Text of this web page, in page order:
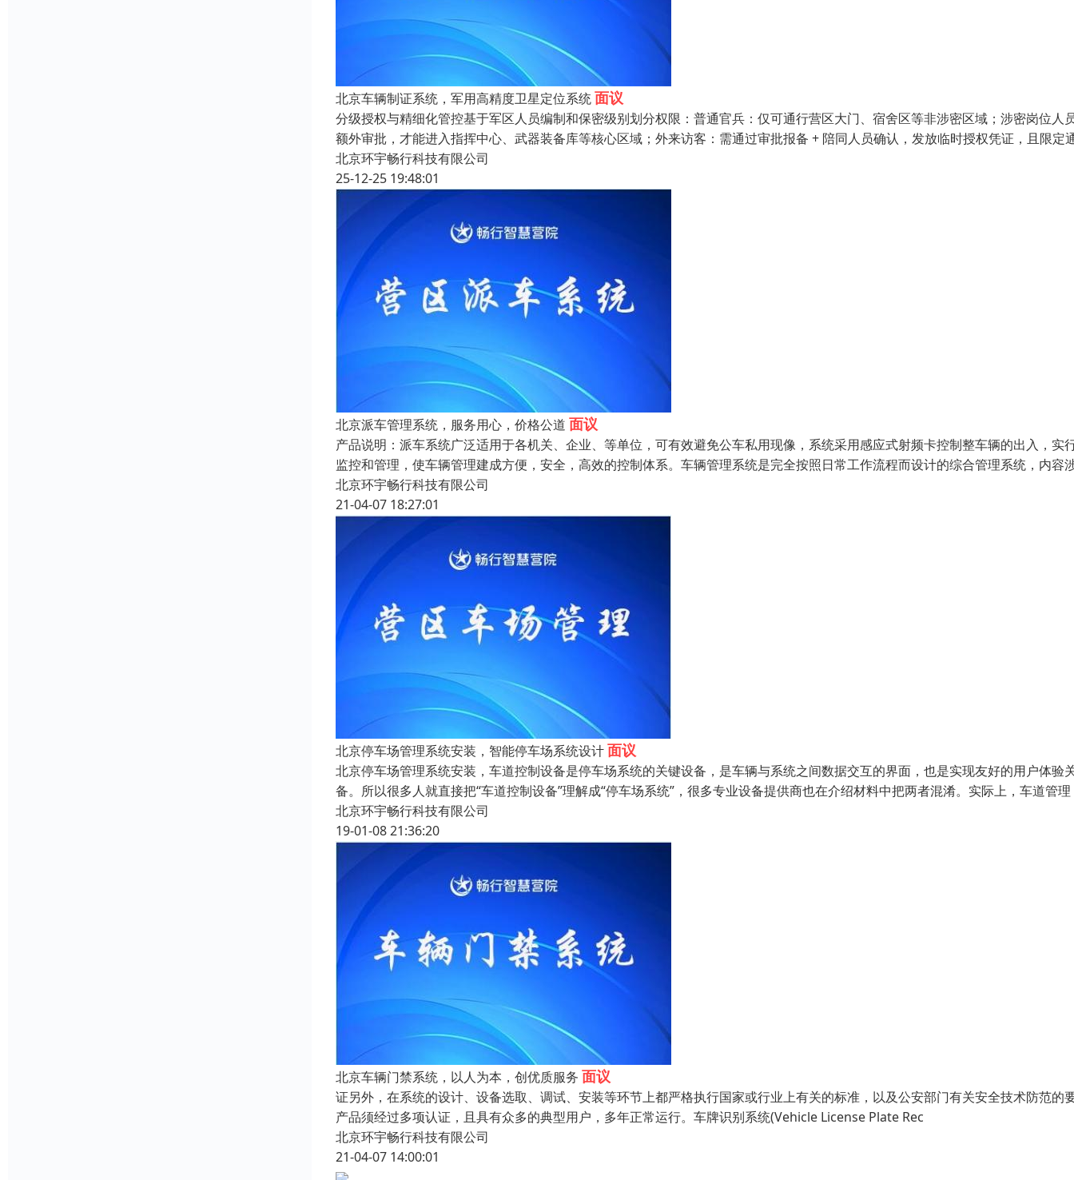
北京车辆制证系统，军用高精度卫星定位系统面议
分级授权与精细化管控基于军区人员编制和保密级别划分权限：普通官兵：仅可通行营区大门、宿舍区等非涉密区域；涉密岗位人
额外审批，才能进入指挥中心、武器装备库等核心区域；外来访客：需通过审批报备 + 陪同人员确认，发放临时授权凭证，且限定
北京环宇畅行科技有限公司
25-12-25 19:48:01
北京派车管理系统，服务用心，价格公道 面议
产品说明：派车系统广泛适用于各机关、企业、等单位，可有效避免公车私用现像，系统采用感应式射频卡控制整车辆的出入，实
监控和管理，使车辆管理建成方便，安全，高效的控制体系。车辆管理系统是完全按照日常工作流程而设计的综合管理系统，内容
北京环宇畅行科技有限公司
21-04-07 18:27:01
北京停车场管理系统安装，智能停车场系统设计面议
北京停车场管理系统安装，车道控制设备是停车场系统的关键设备，是车辆与系统之间数据交互的界面，也是实现友好的用户体验
备。所以很多人就直接把“车道控制设备”理解成“停车场系统”，很多专业设备提供商也在介绍材料中把两者混淆。实际上，车道管理
北京环宇畅行科技有限公司
19-01-08 21:36:20
北京车辆门禁系统，以人为本，创优质服务 面议
证另外，在系统的设计、设备选取、调试、安装等环节上都严格执行国家或行业上有关的标准，以及公安部门有关安全技术防范的
产品须经过多项认证，且具有众多的典型用户，多年正常运行。车牌识别系统(Vehicle License Plate Rec
北京环宇畅行科技有限公司
21-04-07 14:00:01